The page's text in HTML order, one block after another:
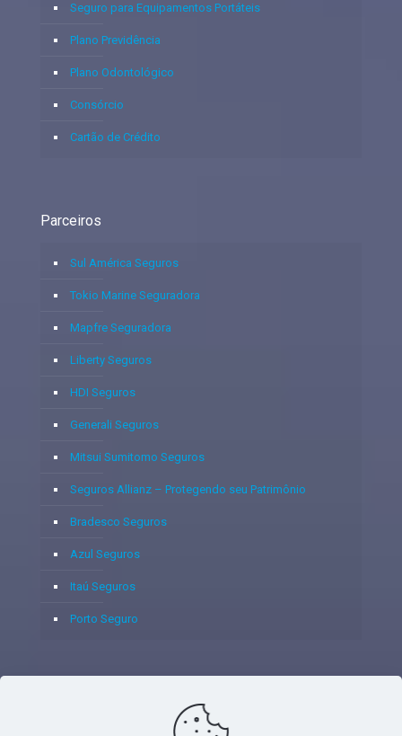
Seguro para Equipamentos Portáteis
Plano Previdência
Plano Odontológico
Consórcio
Cartão de Crédito
Parceiros
Sul América Seguros
Tokio Marine Seguradora
Mapfre Seguradora
Liberty Seguros
HDI Seguros
Generali Seguros
Mitsui Sumitomo Seguros
Seguros Allianz – Protegendo seu Patrimônio
Bradesco Seguros
Azul Seguros
Itaú Seguros
Porto Seguro